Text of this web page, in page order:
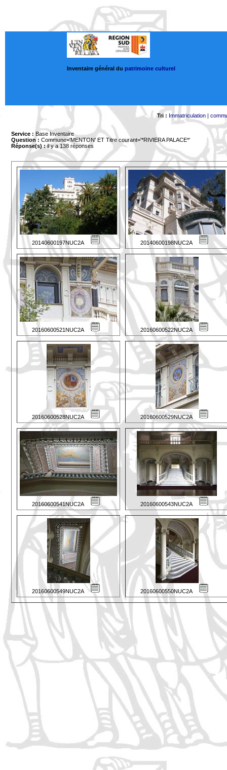
Inventaire général du patrimoine culturel
Tri : Immatriculation|
Service : Base Inventaire
Question : Commune='MENTON' ET Titre courant='*RIVIERA PALACE*'
Réponse(s) :il y a 138 réponses
20140600197NUC2A 20140600198NUC2A
20160600521NUC2A 20160600522NUC2A
20160600528NUC2A 20160600529NUC2A
20160600541NUC2A 20160600543NUC2A
20160600549NUC2A 20160600550NUC2A